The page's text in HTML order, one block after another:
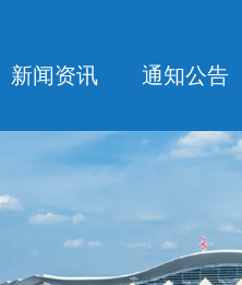
新闻资讯 通知公告